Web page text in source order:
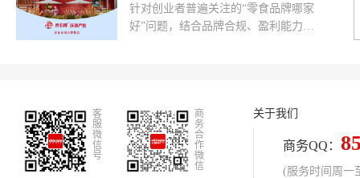
就是你的。
自身的资金实力、本地市场情况和经
营能力，做出最审慎、最适合自己的
针对创业者普遍关注的“零食品牌哪家
好”问题，结合品牌合规、盈利能力、
进口+国产黄金产品结构，10-20万亲
民投资、回本周期稳定，扶持体系完
善，综合性价比突出，是新手入局零
食赛道的优选品牌。
客
服
微
信
号
商
务
合
作
微
信
关于我们
商务QQ：
(服务时间周一